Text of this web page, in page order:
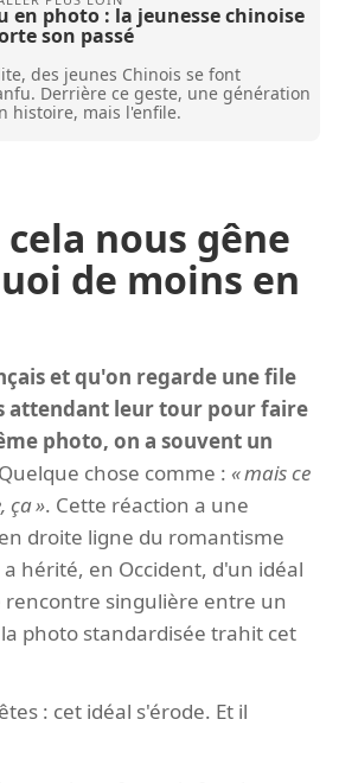
en photo : la jeunesse chinoise
son passé
des jeunes Chinois se font
Derrière ce geste, une génération
histoire, mais l'enfile.
nous gêne
de moins en
et qu'on regarde une file
attendant leur tour pour faire
photo, on a souvent un
Quelque chose comme :
mais ce
ça . Cette réaction a une
droite ligne du romantisme
hérité, en Occident, d'un idéal
rencontre singulière entre un
photo standardisée trahit cet
: cet idéal s'érode. Et il